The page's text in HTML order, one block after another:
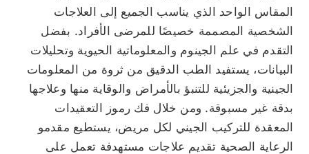
المقاس الواحد الذي يناسب الجميع إلى العلاجات
الشخصية المصممة خصيصًا للمرضى الأفراد. بفضل
التقدم في علم الجينوم والمعلوماتية الحيوية وتحليلات
البيانات، يستفيد الطب الدقيق من ثروة من المعلومات
الجينية والجزيئية للتنبؤ بالأمراض والوقاية منها وعلاجها
بدقة غير مسبوقة. ومن خلال فك رموز التعقيدات
المعقدة للتركيب الجيني لكل مريض، يستطيع مقدمو
الرعاية الصحية تقديم علاجات مستهدفة تعمل على